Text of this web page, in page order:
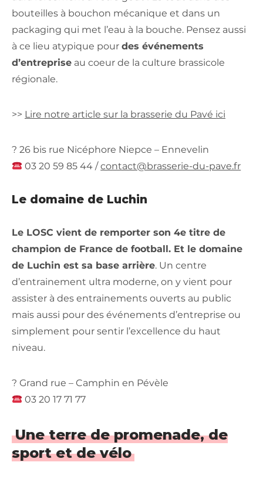
bouteilles à bouchon mécanique et dans un
packaging qui met l’eau à la bouche. Pensez aussi
à ce lieu atypique pour des événements
d’entreprise au coeur de la culture brassicole
régionale.
>> Lire notre article sur la brasserie du Pavé ici
? 26 bis rue Nicéphore Niepce – Ennevelin
03 20 59 85 44 /contact@brasserie-du-pave.fr
Le domaine de Luchin
Le LOSC vient de remporter son 4e titre de
champion de France de football. Et le domaine
de Luchin est sa base arrière. Un centre
d’entrainement ultra moderne, on y vient pour
assister à des entrainements ouverts au public
mais aussi pour des événements d’entreprise ou
simplement pour sentir l’excellence du haut
niveau.
? Grand rue – Camphin en Pévèle
03 20 17 71 77
Une terre de promenade, de
sport et de vélo